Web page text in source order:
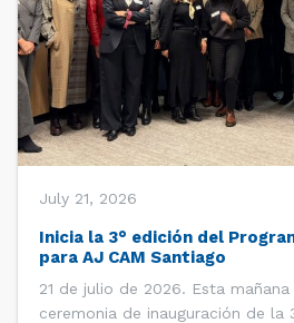
July 21, 2026
Inicia la 3° edición del
para AJ CAM Santiago
21 de julio de 2026. Esta
ceremonia de inauguración de la